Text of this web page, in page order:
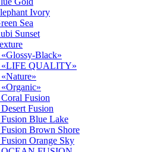
Ivory
Sea
Sunset
Black»
QUALITY»
Fusion
Fusion
Blue Lake
Brown Shore
Orange Sky